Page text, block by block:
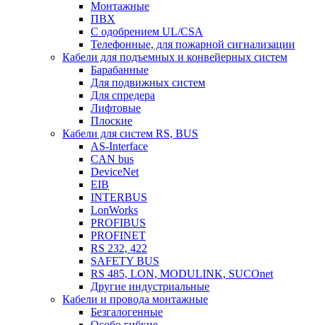
Монтажные
ПВХ
С одобрением UL/CSA
Телефонные, для пожарной сигнализации
Кабели для подъемных и конвейерных систем
Барабанные
Для подвижных систем
Для спредера
Лифтовые
Плоские
Кабели для систем RS, BUS
AS-Interface
CAN bus
DeviceNet
EIB
INTERBUS
LonWorks
PROFIBUS
PROFINET
RS 232, 422
SAFETY BUS
RS 485, LON, MODULINK, SUCOnet
Другие индустриальные
Кабели и провода монтажные
Безгалогенные